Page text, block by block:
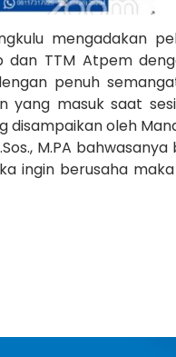
mengadakan
dan TTM Atpem
penuh
yang masuk saat
disampaikan oleh
M.PA
ingin berusaha